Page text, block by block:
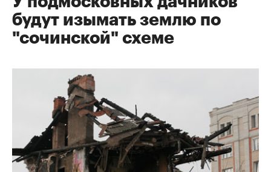
будут изымать землю по
"сочинской" схеме